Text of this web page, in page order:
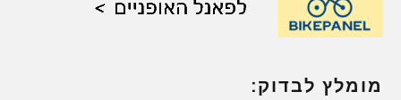
מומלץ לבדוק: